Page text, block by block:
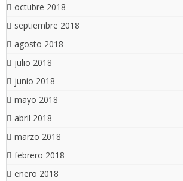
octubre 2018
septiembre 2018
agosto 2018
julio 2018
junio 2018
mayo 2018
abril 2018
marzo 2018
febrero 2018
enero 2018